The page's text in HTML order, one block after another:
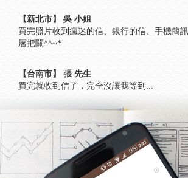
【新北市】 吳 小姐
買完照片收到瘋迷的信、銀行的信、手機簡
層把關^^~*
【台南市】 張 先生
買完就收到信了，完全沒讓我等到...